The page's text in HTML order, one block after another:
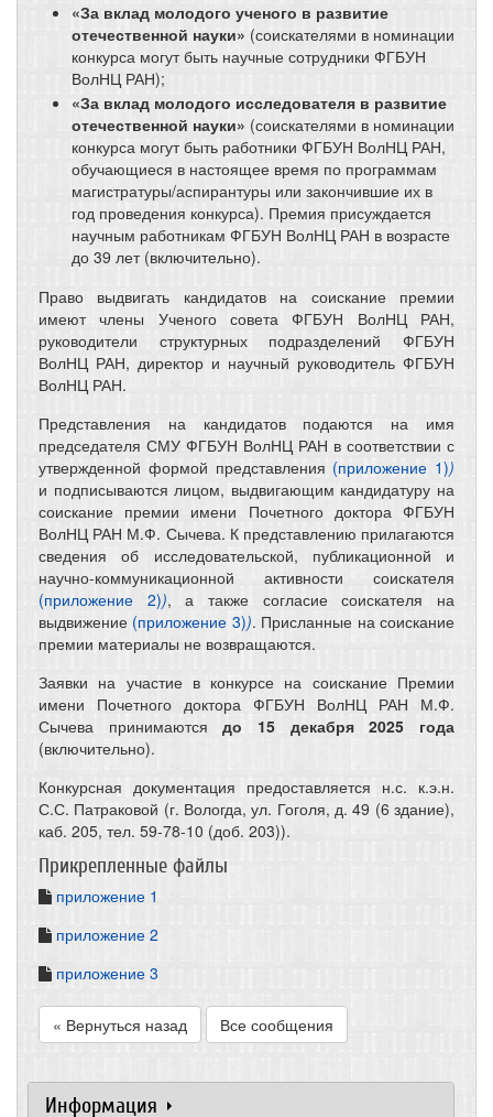
«За вклад молодого ученого в развитие
отечественной науки» (соискателями в номинации
конкурса могут быть научные сотрудники ФГБУН
ВолНЦ РАН);
«За вклад молодого исследователя в развитие
отечественной науки» (соискателями в номинации
конкурса могут быть работники ФГБУН ВолНЦ РАН,
обучающиеся в настоящее время по программам
магистратуры/аспирантуры или закончившие их в
год проведения конкурса). Премия присуждается
научным работникам ФГБУН ВолНЦ РАН в возрасте
до 39 лет (включительно).
Право выдвигать кандидатов на соискание премии
имеют члены Ученого совета ФГБУН ВолНЦ РАН,
руководители структурных подразделений ФГБУН
ВолНЦ РАН, директор и научный руководитель ФГБУН
ВолНЦ РАН.
Представления на кандидатов подаются на имя
председателя СМУ ФГБУН ВолНЦ РАН в соответствии с
утвержденной формой представления (приложение 1))
и подписываются лицом, выдвигающим кандидатуру на
соискание премии имени Почетного доктора ФГБУН
ВолНЦ РАН М.Ф. Сычева. К представлению прилагаются
сведения об исследовательской, публикационной и
научно-коммуникационной активности соискателя
(приложение 2)), а также согласие соискателя на
выдвижение (приложение 3)). Присланные на соискание
премии материалы не возвращаются.
Заявки на участие в конкурсе на соискание Премии
имени Почетного доктора ФГБУН ВолНЦ РАН М.Ф.
Сычева принимаютсядо 15 декабря 2025 года
(включительно).
Конкурсная документация предоставляется н.с. к.э.н.
С.С. Патраковой (г. Вологда, ул. Гоголя, д. 49 (6 здание),
каб. 205, тел. 59-78-10 (доб. 203)).
Прикрепленные файлы
приложение 1
приложение 2
приложение 3
« Вернуться назад Все сообщения
Информация